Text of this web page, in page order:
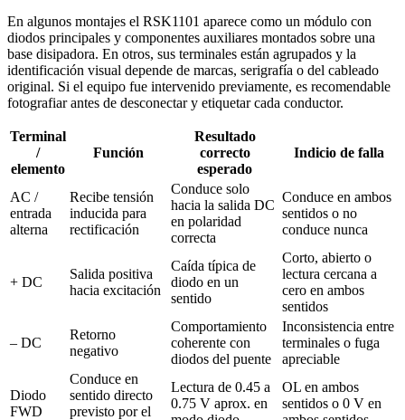
En algunos montajes el RSK1101 aparece como un módulo con
diodos principales y componentes auxiliares montados sobre una
base disipadora. En otros, sus terminales están agrupados y la
identificación visual depende de marcas, serigrafía o del cableado
original. Si el equipo fue intervenido previamente, es recomendable
fotografiar antes de desconectar y etiquetar cada conductor.
Terminal
/
elemento
Función
Resultado
correcto
esperado
Indicio de falla
AC /
entrada
alterna
Recibe tensión
inducida para
rectificación
Conduce solo
hacia la salida DC
en polaridad
correcta
Conduce en ambos
sentidos o no
conduce nunca
+ DC
Salida positiva
hacia excitación
Caída típica de
diodo en un
sentido
Corto, abierto o
lectura cercana a
cero en ambos
sentidos
– DC
Retorno
negativo
Comportamiento
coherente con
diodos del puente
Inconsistencia entre
terminales o fuga
apreciable
Diodo
FWD
Conduce en
sentido directo
previsto por el
Lectura de 0.45 a
0.75 V aprox. en
OL en ambos
sentidos o 0 V en